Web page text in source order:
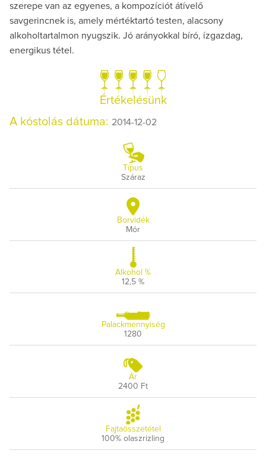
szerepe van az egyenes, a kompozíciót átívelő
savgerincnek is, amely mértéktartó testen, alacsony
alkoholtartalmon nyugszik. Jó arányokkal bíró, ízgazdag,
energikus tétel.
Értékelésünk
A kóstolás dátuma: 2014-12-02
Típus
Száraz
Borvidék
Mór
Alkohol %
12,5 %
Palackmennyiség
1280
Ár
2400 Ft
Fajtaösszetétel
100% olaszrizling